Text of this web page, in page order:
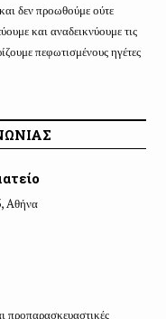
δεν προωθούμε ούτε
και αναδεικνύουμε τις
πεφωτισμένους ηγέτες
Aθήνα
προπαρασκευαστικές